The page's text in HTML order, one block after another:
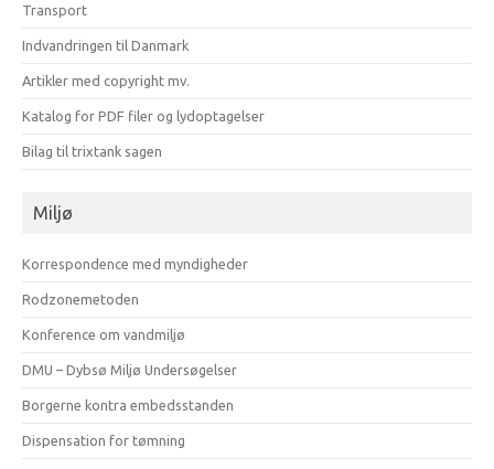
Transport
Indvandringen til Danmark
Artikler med copyright mv.
Katalog for PDF filer og lydoptagelser
Bilag til trixtank sagen
Miljø
Korrespondence med myndigheder
Rodzonemetoden
Konference om vandmiljø
DMU – Dybsø Miljø Undersøgelser
Borgerne kontra embedsstanden
Dispensation for tømning